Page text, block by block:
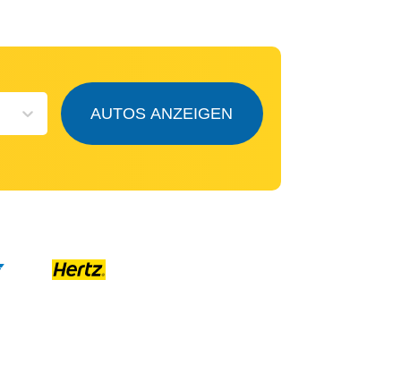
AUTOS ANZEIGEN